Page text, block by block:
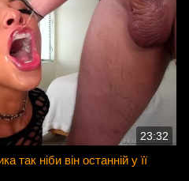
23:32
так ніби він останній у її